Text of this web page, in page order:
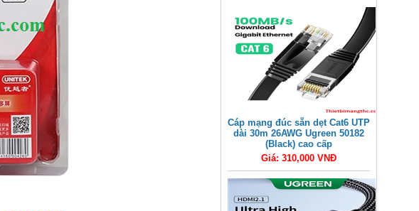
Cáp mạng đúc sẵn dẹt Cat6 UTP
dài 30m 26AWG Ugreen 50182
(Black) cao cấp
Giá: 310,000 VNĐ